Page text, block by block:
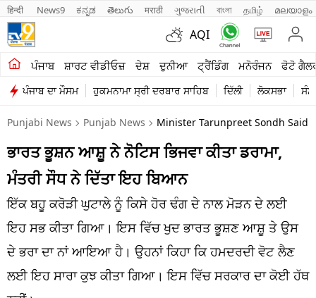
हिन्दी News9 ಕನ್ನಡ తెలుగు मराठी ગુજરાતી বাংলা தமிழ் മലയാളം
AQI
ਪੰਜਾਬ ਸ਼ਾਰਟ ਵੀਡੀਓਜ਼ ਦੇਸ਼ ਦੁਨੀਆ ਟ੍ਰੈਂਡਿੰਗ ਮਨੋਰੰਜਨ ਫੋਟੋ
ਪੰਜਾਬ ਦਾ ਮੌਸਮ ਹੁਕਮਨਾਮਾ ਸ੍ਰੀ ਦਰਬਾਰ ਸਾਹਿਬ ਦਿੱਲੀ ਲੋਕਸਭਾ
ਖੇਤੀਬਾੜੀ
ਸ਼ਾਰਟ ਵੀਡੀਓਜ਼
ਕਾਰੋਬਾਰ
ਕਰਿਅਰ
ਦੇਸ਼
ਲਾਈਫ ਸਟਾਈਲ
ਪੰਜਾਬ
Punjabi News Punjab News Minister Tarunpreet Sondh Said
ਭਾਰਤ ਭੂਸ਼ਨ ਆਸ਼ੂ ਨੇ ਨੋਟਿਸ ਭਿਜਵਾ ਕੀਤਾ ਡਰਾਮਾ,
ਮੰਤਰੀ ਸੌਧ ਨੇ ਦਿੱਤਾ ਇਹ ਬਿਆਨ
ਇੱਕ ਬਹੂ ਕਰੋੜੀ ਘੁਟਾਲੇ ਨੂੰ ਕਿਸੇ ਹੋਰ ਢੰਗ ਦੇ ਨਾਲ ਮੋੜਨ ਦੇ ਲਈ
ਇਹ ਸਭ ਕੀਤਾ ਗਿਆ। ਇਸ ਵਿੱਚ ਖੁਦ ਭਾਰਤ ਭੂਸ਼ਣ ਆਸ਼ੂ ਤੇ ਉਸ
ਦੇ ਭਰਾ ਦਾ ਨਾਂ ਆਇਆ ਹੈ। ਉਹਨਾਂ ਕਿਹਾ ਕਿ ਹਮਦਰਦੀ ਵੋਟ ਲੈਣ
ਲਈ ਇਹ ਸਾਰਾ ਕੁਝ ਕੀਤਾ ਗਿਆ। ਇਸ ਵਿੱਚ ਸਰਕਾਰ ਦਾ ਕੋਈ ਹੱਥ